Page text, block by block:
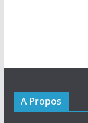
A Propos